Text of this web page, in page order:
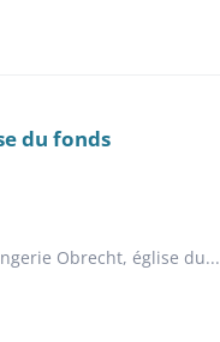
du fonds
Obrecht, église du...